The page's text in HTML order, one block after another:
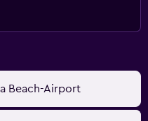
Beach-Airport